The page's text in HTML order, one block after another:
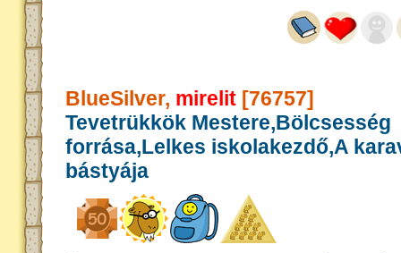
BlueSilver, mirelit [76757]
Tevetrükkök Mestere,Bölcsesség
forrása,Lelkes iskolakezdő,A
bástyája